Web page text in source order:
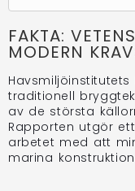
FAKTA:
MODERN
Havsmiljöinstitutets
traditionell
av de största
Rapporten utgör
arbetet med att
marina